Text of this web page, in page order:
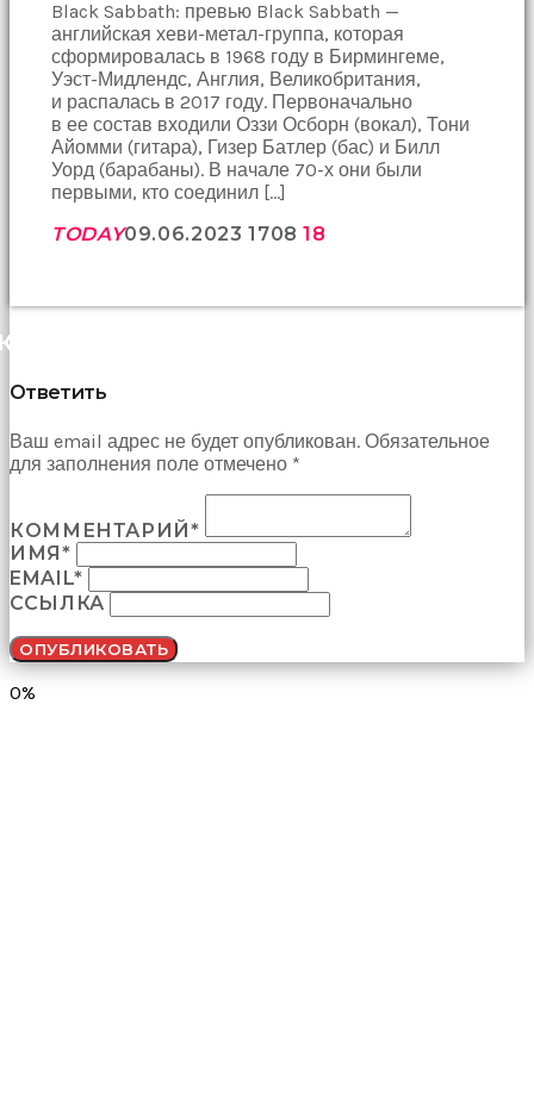
Black Sabbath: превью Black Sabbath —
английская хеви-метал-группа, которая
сформировалась в 1968 году в Бирмингеме,
Уэст-Мидлендс, Англия, Великобритания,
и распалась в 2017 году. Первоначально
в ее состав входили Оззи Осборн (вокал), Тони
Айомми (гитара), Гизер Батлер (бас) и Билл
Уорд (барабаны). В начале 70-х они были
первыми, кто соединил […]
TODAY09.06.2023 1708 18
(0)
Ответить
Ваш email адрес не будет опубликован. Обязательное
для заполнения поле отмечено *
КОММЕНТАРИЙ*
ИМЯ*
EMAIL*
ССЫЛКА
0%